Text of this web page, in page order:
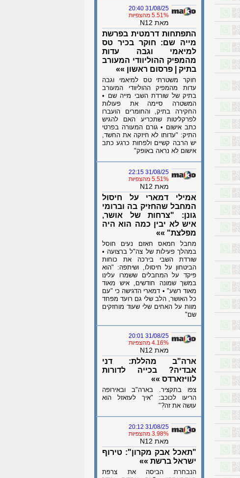
31/08/25 20:40
5.51% מהצפיות
מאת N12
התפתחות דרמטית בפרשת
מייה שם: חוקר בכיר טס
למיאמי וגבה עדות
מהמפיק ההוליוודי המעורב
בתיק | פרסום ראשון »»
חוקר משטרתי טס למיאמי וגבה
עדות מהמפיק ההוליוודי המעורב
בתיק של שורדת השבי מייה שם •
המשטרה סיימה את פעולות
החקירה בתיק, והחומרים הועברו
לפרקליטות שתכריע האם להגיש
כתב אישום • גורם המעורה בפרטי
התיק: "עדותו לא חיזקה את החשד,
יש הרבה קשיים ולפחות כרגע כתב
אישום לא נראה באופק"
31/08/25 22:15
5.51% מהצפיות
מאת N12
אמילי דמארי על חיסול
המחבל שהחזיק בה וברומי
גונן: "צרחות של אושר,
איש לא יבין כמה הוא היה
מפלצת" »»
מחבל חמאס חאזם נעים חוסל
במהלך פעילות של צה"ל ברצועה •
שורדת השבי בירכה את כוחות
הביטחון על חיסולו, ושיתפה: "הוא
פיקד על המחבלים ששמרו עלינו
במשך שמונה חודשים, איש מאוד
מאוד רשע" • דמארי הדגישה כי "עם
כל האושר, הלב שלי גם רועד מפחד
מוות על האחים שלי שעוד מוחזקים
שם"
31/08/25 20:01
4.16% מהצפיות
מאת N12
ארה"ב מהללת: דני
אבדיה? בכייה לדורות
לוויזארדס »»
צפו בתקציר. בארה"ב ובאירופה
הריעו לכוכב: "איך לעזאזל הוא
עושה את זה?"
31/08/25 20:12
3.98% מהצפיות
מאת N12
"תאכל אבק מקרון": טירוף
ישראל ברשת »»
הנבחרת הביסה את צרפת